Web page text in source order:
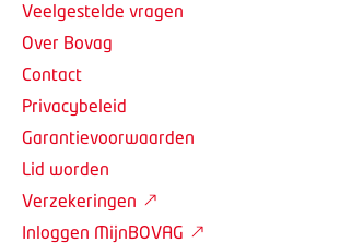
Veelgestelde vragen
Over Bovag
Contact
Privacybeleid
Garantievoorwaarden
Lid worden
Verzekeringen
Inloggen MijnBOVAG